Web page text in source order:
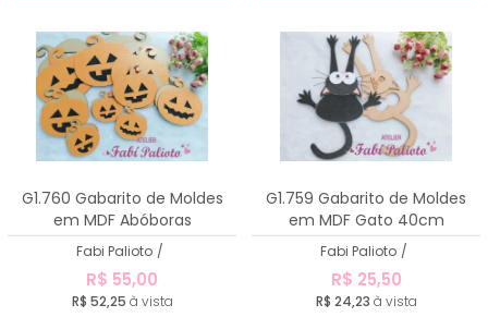
G1.760 Gabarito de Moldes
em MDF Abóboras
Fabi Palioto /
R$ 55,00
R$ 52,25 à vista
G1.759 Gabarito de Moldes
em MDF Gato 40cm
Fabi Palioto /
R$ 25,50
R$ 24,23 à vista